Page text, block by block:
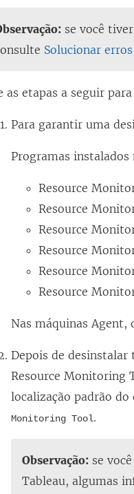
se você
Solucionar
as etapas a seguir
Para garantir uma
Programas instalados
Resource
Resource
Resource
Resource
Resource
Resource
Nas máquinas
Depois de
Resource Monitoring
localização padrão
Monitoring Tool.
Observação: se
Tableau, algumas